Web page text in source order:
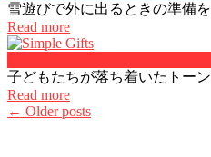
雪遊びで外に出るときの準備を
Read more
子どもたちが落ち着いたトー
Read more
Posts
← Older posts